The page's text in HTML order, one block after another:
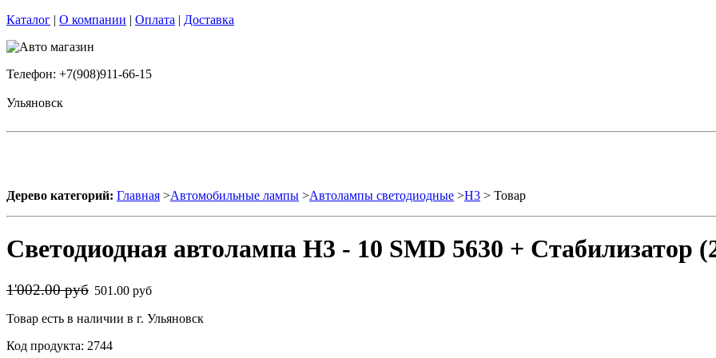
Каталог | О компании | Оплата | Доставка
Телефон: +7(908)911-66-15
Ульяновск
Дерево категорий: Главная >Автомобильные лампы >Автолампы светодиодные >H3 > Товар
Светодиодная автолампа H3 - 10 SMD 5630 + Стабилизатор
1'002.00 руб 501.00 руб
Товар есть в наличии в г. Ульяновск
Код продукта: 2744